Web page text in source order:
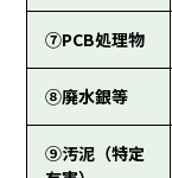
⑦PCB処理物
⑧廃水銀等
⑨汚泥（特定